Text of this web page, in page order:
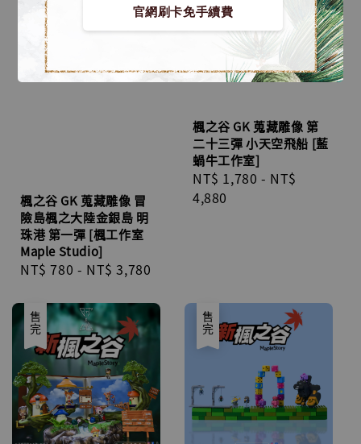
官網刷卡免手續費
楓之谷 GK 蒐藏雕像 冒
險島楓之大陸金銀島 明
珠港 第一彈 [楓工作室
Maple Studio]
Regular
NT$ 780 - NT$ 3,780
楓之谷 GK 蒐藏雕像 第
二十三彈 小天空飛船 [藍
蝸牛工作室]
Regular
price
NT$ 1,780 - NT$
4,880
售完 售完